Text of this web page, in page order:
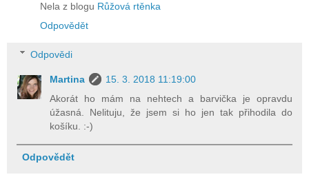
Nela z blogu Růžová rtěnka
Odpovědět
Odpovědi
Martina
15. 3. 2018 11:19:00
Akorát ho mám na nehtech a barvička je opravdu
úžasná. Nelituju, že jsem si ho jen tak přihodila do
košíku. :-)
Odpovědět